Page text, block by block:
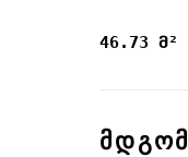
46.73 მ²